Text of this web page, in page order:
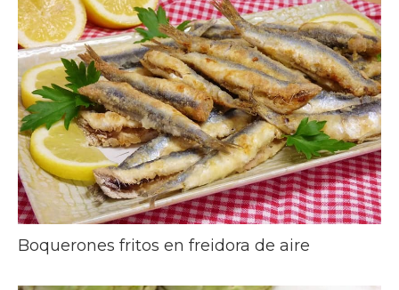
Boquerones fritos en freidora de aire